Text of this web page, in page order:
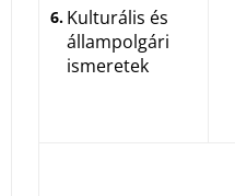
Kulturális és
állampolgári
ismeretek